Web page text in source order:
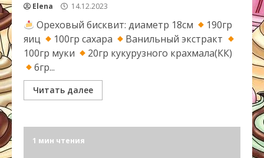
Elena 14.12.2023
Ореховый бисквит: диаметр 18см
190гр
яиц
100гр сахара
Ванильный экстракт
100гр муки
20гр кукурузного крахмала(КК)
6гр...
Читать далее
1 мин чтения